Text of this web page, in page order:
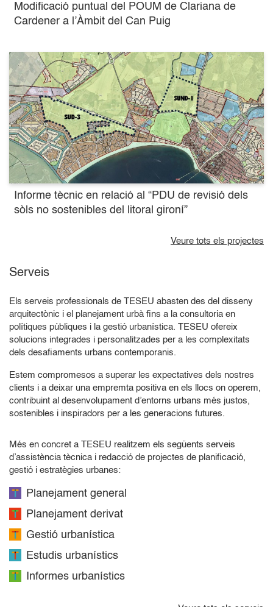
Modificació puntual del POUM de Clariana de
Cardener a l’Àmbit del Can Puig
Informe tècnic en relació al “PDU de revisió dels
sòls no sostenibles del litoral gironí”
Veure tots els projectes
Serveis
Els serveis professionals de TESEU abasten des del disseny
arquitectònic i el planejament urbà fins a la consultoria en
polítiques públiques i la gestió urbanística. TESEU ofereix
solucions integrades i personalitzades per a les complexitats
dels desafiaments urbans contemporanis.
Estem compromesos a superar les expectatives dels nostres
clients i a deixar una empremta positiva en els llocs on operem,
contribuint al desenvolupament d’entorns urbans més justos,
sostenibles i inspiradors per a les generacions futures.
Més en concret a TESEU realitzem els següents serveis
d’assistència tècnica i redacció de projectes de planificació,
gestió i estratègies urbanes:
Planejament general
Planejament derivat
Gestió urbanística
Estudis urbanístics
Informes urbanístics